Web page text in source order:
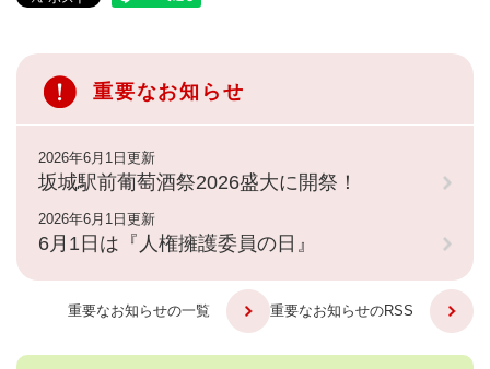
重要なお知らせ
2026年6月1日更新
坂城駅前葡萄酒祭2026盛大に開祭！
2026年6月1日更新
6月1日は『人権擁護委員の日』
重要なお知らせの一覧 重要なお知らせのRSS